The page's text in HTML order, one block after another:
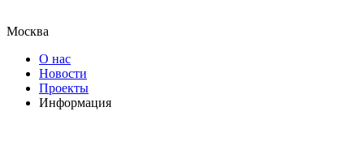
Москва
О нас
Новости
Проекты
Информация